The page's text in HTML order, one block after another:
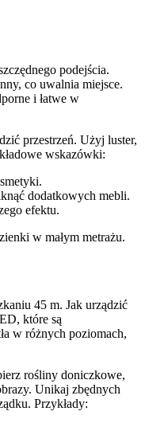
podejścia.
co uwalnia miejsce.
i łatwe w
przestrzeń. Użyj luster,
wskazówki:
dodatkowych mebli.
efektu.
w małym metrażu.
45 m. Jak urządzić
które są
w różnych poziomach,
rośliny doniczkowe,
Unikaj zbędnych
Przykłady: